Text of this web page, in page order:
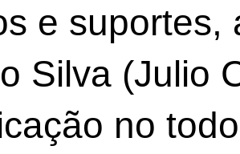
e suportes,
Silva (Julio
no